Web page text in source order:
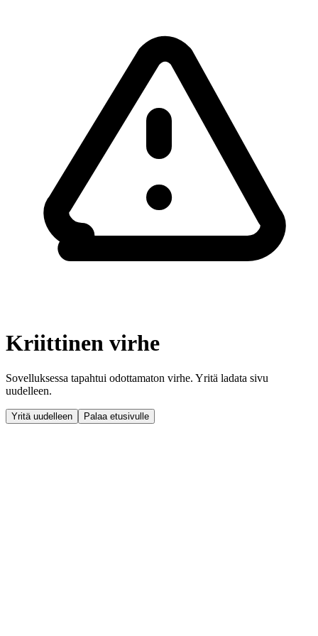
Kriittinen virhe
Sovelluksessa tapahtui odottamaton virhe. Yritä ladata sivu
uudelleen.
Yritä uudelleen Palaa etusivulle